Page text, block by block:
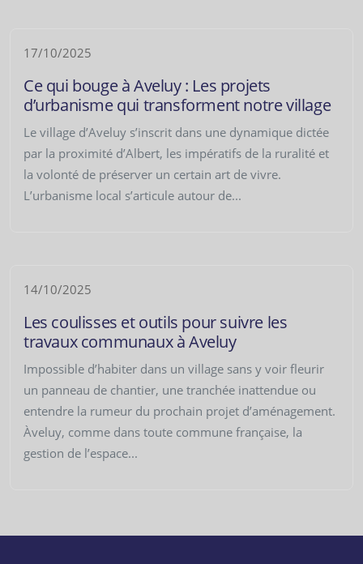
17/10/2025
Ce qui bouge à Aveluy : Les projets
d’urbanisme qui transforment notre village
Le village d’Aveluy s’inscrit dans une dynamique dictée
par la proximité d’Albert, les impératifs de la ruralité et
la volonté de préserver un certain art de vivre.
L’urbanisme local s’articule autour de...
14/10/2025
Les coulisses et outils pour suivre les
travaux communaux à Aveluy
Impossible d’habiter dans un village sans y voir fleurir
un panneau de chantier, une tranchée inattendue ou
entendre la rumeur du prochain projet d’aménagement.
Àveluy, comme dans toute commune française, la
gestion de l’espace...